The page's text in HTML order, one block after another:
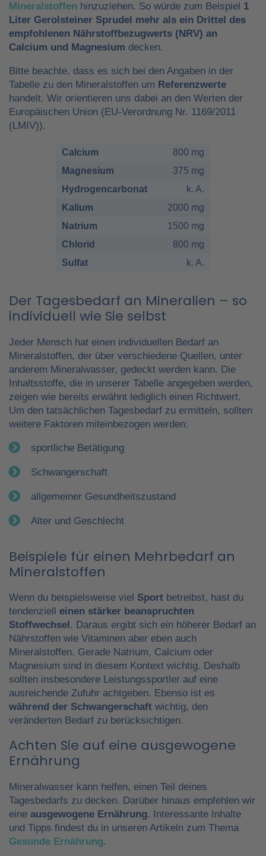
Mineralstoffen hinzuziehen. So würde zum Beispiel 1
Liter Gerolsteiner Sprudel mehr als ein Drittel des
empfohlenen Nährstoffbezugwerts (NRV) an
Calcium und Magnesium decken.
Bitte beachte, dass es sich bei den Angaben in der
Tabelle zu den Mineralstoffen um Referenzwerte
handelt. Wir orientieren uns dabei an den Werten der
Europäischen Union (EU-Verordnung Nr. 1169/2011
(LMIV)).
Calcium
800 mg
Magnesium
375 mg
Hydrogencarbonat
k. A.
Kalium
2000 mg
Natrium
1500 mg
Chlorid
800 mg
Sulfat
k. A.
Der Tagesbedarf an Mineralien – so
individuell wie Sie selbst
Jeder Mensch hat einen individuellen Bedarf an
Mineralstoffen, der über verschiedene Quellen, unter
anderem Mineralwasser, gedeckt werden kann. Die
Inhaltsstoffe, die in unserer Tabelle angegeben werden,
zeigen wie bereits erwähnt lediglich einen Richtwert.
Um den tatsächlichen Tagesbedarf zu ermitteln, sollten
weitere Faktoren miteinbezogen werden:
sportliche Betätigung
Schwangerschaft
allgemeiner Gesundheitszustand
Alter und Geschlecht
Beispiele für einen Mehrbedarf an
Mineralstoffen
Wenn du beispielsweise viel Sport betreibst, hast du
tendenziell einen stärker beanspruchten
Stoffwechsel. Daraus ergibt sich ein höherer Bedarf an
Nährstoffen wie Vitaminen aber eben auch
Mineralstoffen. Gerade Natrium, Calcium oder
Magnesium sind in diesem Kontext wichtig. Deshalb
sollten insbesondere Leistungssportler auf eine
ausreichende Zufuhr achtgeben. Ebenso ist es
während der Schwangerschaft wichtig, den
veränderten Bedarf zu berücksichtigen.
Achten Sie auf eine ausgewogene
Ernährung
Mineralwasser kann helfen, einen Teil deines
Tagesbedarfs zu decken. Darüber hinaus empfehlen wir
eine ausgewogene Ernährung. Interessante Inhalte
und Tipps findest du in unseren Artikeln zum Thema
Gesunde Ernährung.